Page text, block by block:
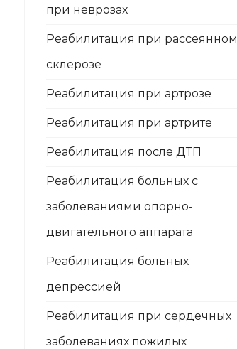
при неврозах
Реабилитация при рассеянном
склерозе
Реабилитация при артрозе
Реабилитация при артрите
Реабилитация после ДТП
Реабилитация больных с
заболеваниями опорно-
двигательного аппарата
Реабилитация больных
депрессией
Реабилитация при сердечных
заболеваниях пожилых